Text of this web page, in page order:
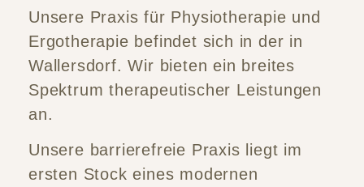
Unsere Praxis für Physiotherapie und
Ergotherapie befindet sich in der in
Wallersdorf. Wir bieten ein breites
Spektrum therapeutischer Leistungen
an.
Unsere barrierefreie Praxis liegt im
ersten Stock eines modernen